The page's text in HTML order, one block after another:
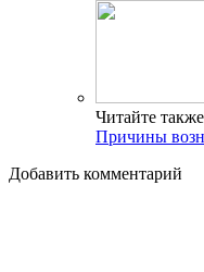
Читайте
Причины
Добавить комментарий